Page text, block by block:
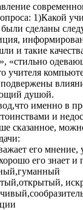
1)Какой
сделаны
и такие
«стильно
душой.
именно в
и
его
его знает и